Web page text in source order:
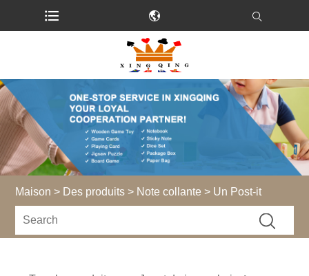
Maison > Des produits > Note collante > Un Post-it